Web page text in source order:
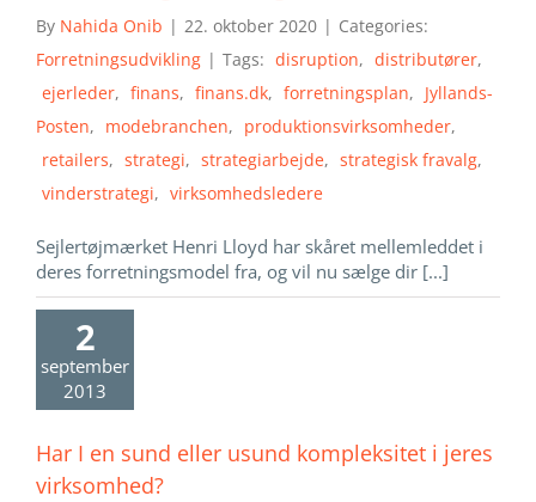
By Nahida Onib | 22. oktober 2020 | Categories:
Forretningsudvikling | Tags: disruption, distributører,
ejerleder, finans, finans.dk, forretningsplan, Jyllands-
Posten, modebranchen, produktionsvirksomheder,
retailers, strategi, strategiarbejde, strategisk fravalg,
vinderstrategi, virksomhedsledere
Sejlertøjmærket Henri Lloyd har skåret mellemleddet i
deres forretningsmodel fra, og vil nu sælge dir [...]
2
september
2013
Har I en sund eller usund kompleksitet i jeres
virksomhed?